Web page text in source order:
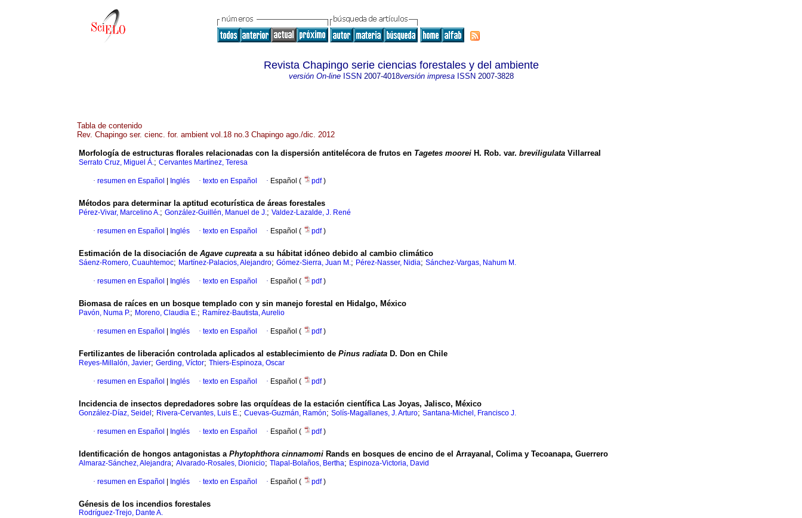
Revista Chapingo serie ciencias forestales y del ambiente
versión On-lineISSN 2007-4018versión impresaISSN 2007-3828
Tabla de contenido
Rev. Chapingo ser. cienc. for. ambient vol.18 no.3 Chapingo ago./dic. 2012
Morfología de estructuras florales relacionadas con la dispersión antitelécora de frutos en Tagetes moorei H. Rob. var. breviligulata Villarreal
Serrato Cruz, Miguel Á.; Cervantes Martínez, Teresa
· resumen en Español Inglés · texto en Español · Español ( pdf)
Métodos para determinar la aptitud ecoturística de áreas forestales
Pérez-Vivar, Marcelino A.; González-Guillén, Manuel de J.; Valdez-Lazalde, J. René
· resumen en Español Inglés · texto en Español · Español ( pdf)
Estimación de la disociación de Agave cupreata a su hábitat idóneo debido al cambio climático
Sáenz-Romero, Cuauhtemoc; Martínez-Palacios, Alejandro; Gómez-Sierra, Juan M.; Pérez-Nasser, Nidia; Sánchez-Vargas, Nahum M.
· resumen en Español Inglés · texto en Español · Español ( pdf)
Biomasa de raíces en un bosque templado con y sin manejo forestal en Hidalgo, México
Pavón, Numa P.; Moreno, Claudia E.; Ramírez-Bautista, Aurelio
· resumen en Español Inglés · texto en Español · Español ( pdf)
Fertilizantes de liberación controlada aplicados al establecimiento de Pinus radiata D. Don en Chile
Reyes-Millalón, Javier; Gerding, Víctor; Thiers-Espinoza, Oscar
· resumen en Español Inglés · texto en Español · Español ( pdf)
Incidencia de insectos depredadores sobre las orquídeas de la estación científica Las Joyas, Jalisco, México
González-Díaz, Seidel ; Rivera-Cervantes, Luis E.; Cuevas-Guzmán, Ramón; Solís-Magallanes, J. Arturo; Santana-Michel, Francisco J.
· resumen en Español Inglés · texto en Español · Español ( pdf)
Identificación de hongos antagonistas a Phytophthora cinnamomi Rands en bosques de encino de el Arrayanal, Colima y Tecoanapa, Guerrero
Almaraz-Sánchez, Alejandra; Alvarado-Rosales, Dionicio; Tlapal-Bolaños, Bertha; Espinoza-Victoria, David
· resumen en Español Inglés · texto en Español · Español ( pdf)
Génesis de los incendios forestales
Rodríguez-Trejo, Dante A.